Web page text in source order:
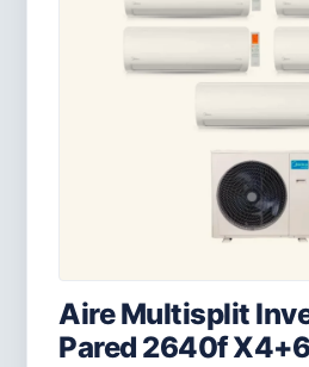
Aire Multisplit
Pared 2640f